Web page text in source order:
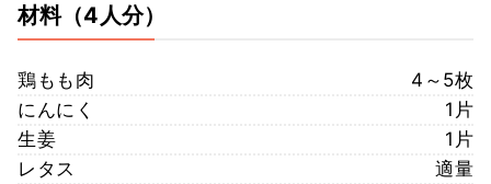
材料（4人分）
鶏もも肉
4～5枚
にんにく
1片
生姜
1片
レタス
適量